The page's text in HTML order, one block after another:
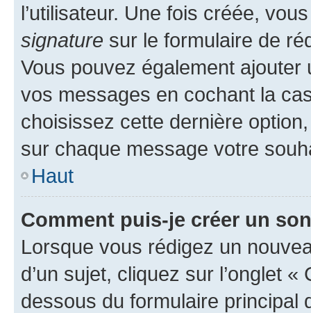
l’utilisateur. Une fois créée,
signature sur le formulaire de
Vous pouvez également
vos messages en cochant la
choisissez cette dernière
sur chaque message votre
Haut
Comment puis-je créer un
Lorsque vous rédigez un
d’un sujet, cliquez sur l’onglet
dessous du formulaire principal